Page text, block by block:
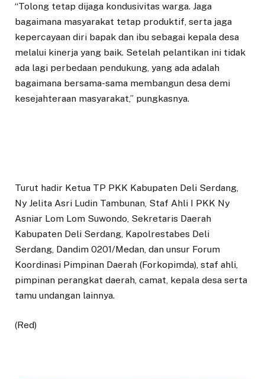
“Tolong tetap dijaga kondusivitas warga. Jaga
bagaimana masyarakat tetap produktif, serta jaga
kepercayaan diri bapak dan ibu sebagai kepala desa
melalui kinerja yang baik. Setelah pelantikan ini tidak
ada lagi perbedaan pendukung, yang ada adalah
bagaimana bersama-sama membangun desa demi
kesejahteraan masyarakat,” pungkasnya.
Turut hadir Ketua TP PKK Kabupaten Deli Serdang,
Ny Jelita Asri Ludin Tambunan, Staf Ahli I PKK Ny
Asniar Lom Lom Suwondo, Sekretaris Daerah
Kabupaten Deli Serdang, Kapolrestabes Deli
Serdang, Dandim 0201/Medan, dan unsur Forum
Koordinasi Pimpinan Daerah (Forkopimda), staf ahli,
pimpinan perangkat daerah, camat, kepala desa serta
tamu undangan lainnya.
(Red)